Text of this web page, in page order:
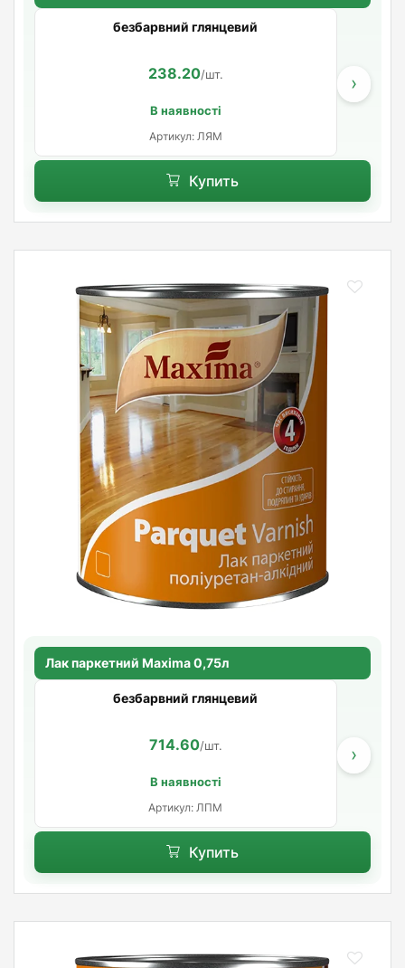
безбарвний глянцевий
238.20/шт.
В наявності
Артикул: ЛЯМ
›
Купить
Лак паркетний Maxima 0,75л
безбарвний глянцевий
714.60/шт.
В наявності
Артикул: ЛПМ
›
Купить